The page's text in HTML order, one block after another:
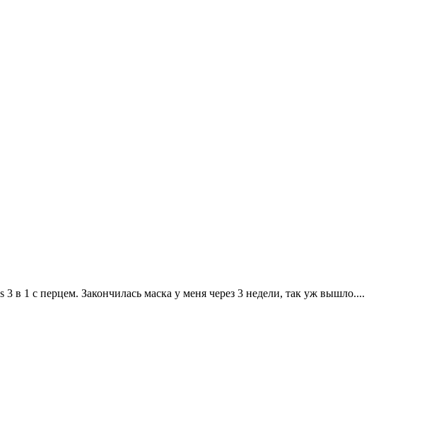
в 1 с перцем. Закончилась маска у меня через 3 недели, так уж вышло....